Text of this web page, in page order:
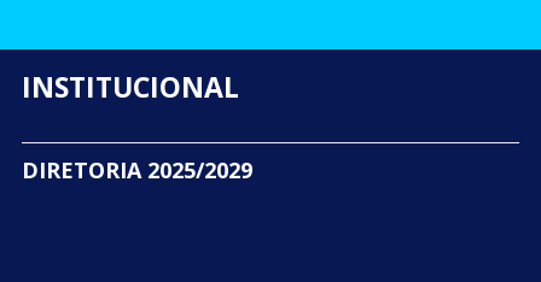
INSTITUCIONAL
DIRETORIA 2025/2029